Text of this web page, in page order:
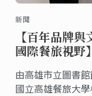
新聞
【百年品牌
國際餐旅視野】
由高雄市立圖書
國立高雄餐旅大